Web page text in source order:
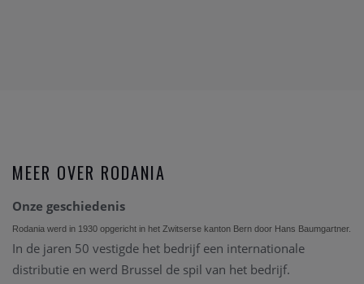
MEER OVER RODANIA
Onze geschiedenis
Rodania werd in 1930 opgericht in het Zwitserse kanton Bern door Hans Baumgartner.
In de jaren 50 vestigde het bedrijf een internationale
distributie en werd Brussel de spil van het bedrijf.